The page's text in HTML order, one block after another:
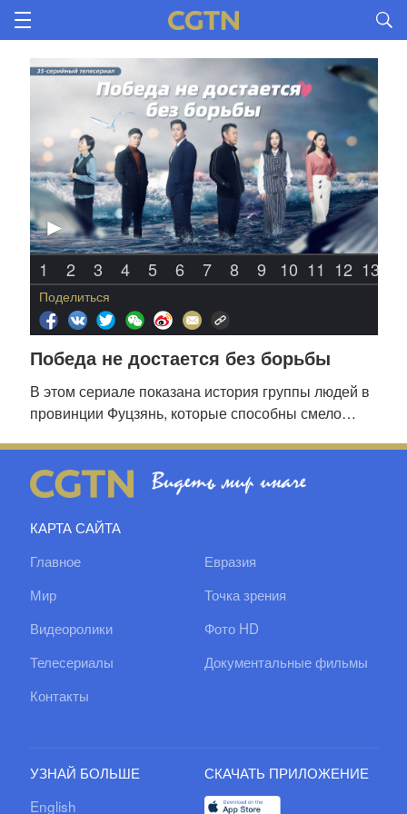
1 2 3 4 5 6 7 8 9 10 11 12 13
Поделиться
Победа не достается без борьбы
В этом сериале показана история группы людей в
провинции Фуцзянь, которые способны смело
открытости. Они никогда не отказываются от своих
начинаний, с какими бы трудностями они ни
столкнулись.
КАРТА САЙТА
Главное
Евразия
Мир
Точка зрения
Видеоролики
Фото HD
Телесериалы
Документальные фильмы
Контакты
УЗНАЙ БОЛЬШЕ
English
СКАЧАТЬ ПРИЛОЖЕНИЕ